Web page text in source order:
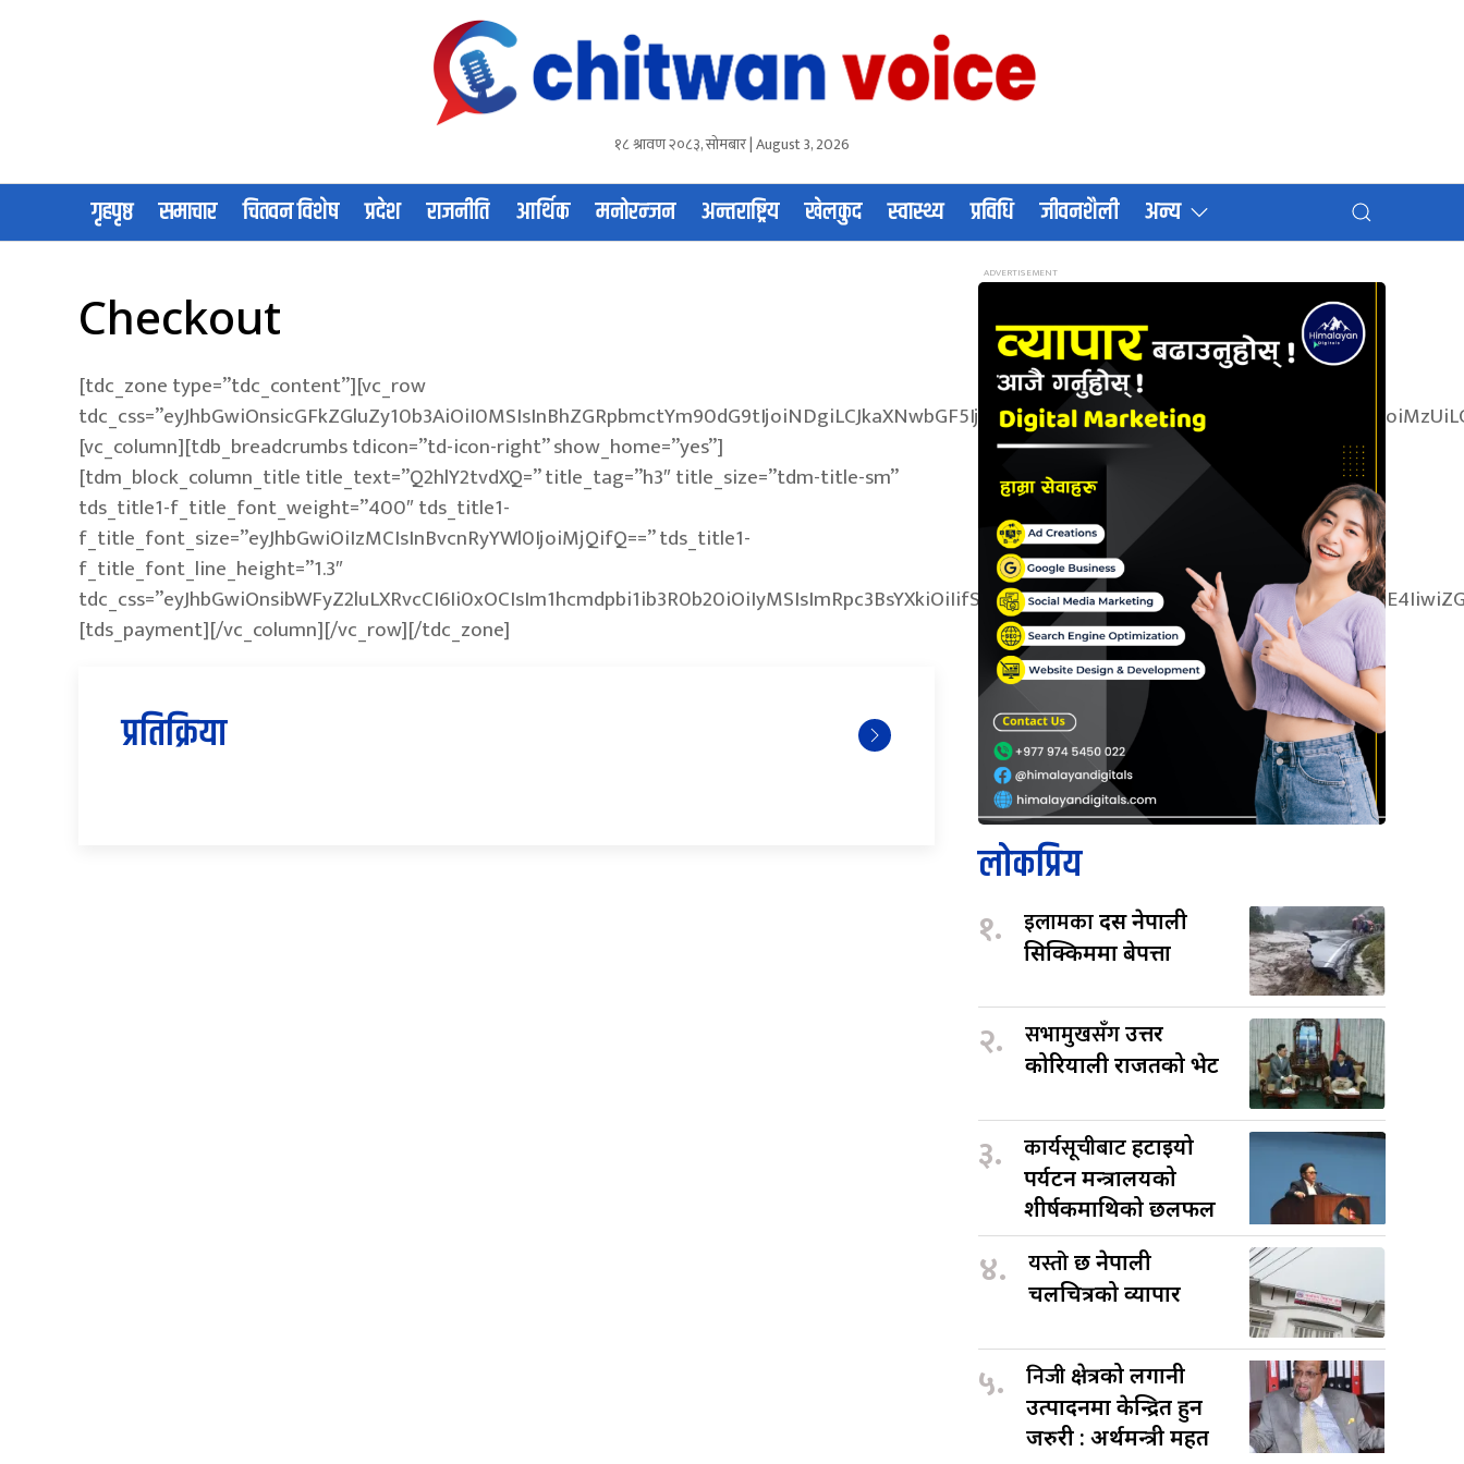
१८ श्रावण २०८३, सोमबार | August 3, 2026
गृहपृष्ठ समाचार चितवन विशेष प्रदेश राजनीति आर्थिक मनोरन्जन अन्तराष्ट्रिय खेलकुद स्वास्थ्य प्रविधि जीवनशैली अन्य
Checkout
[tdc_zone type=”tdc_content”][vc_row
[vc_column][tdb_breadcrumbs tdicon=”td-icon-right” show_home=”yes”]
[tdm_block_column_title title_text=”Q2hlY2tvdXQ=” title_tag=”h3″ title_size=”tdm-title-sm”
tds_title1-f_title_font_weight=”400″ tds_title1-
f_title_font_size=”eyJhbGwiOiIzMCIsInBvcnRyYWl0IjoiMjQifQ==” tds_title1-
f_title_font_line_height=”1.3″
[tds_payment][/vc_column][/vc_row][/tdc_zone]
प्रतिक्रिया
लोकप्रिय
१. इलामकादस नेपाली
सिक्किममा बेपत्ता
२. सभामुखसँगउत्तर
कोरियाली राजदूतको भेट
३. कार्यसूचीबाटहटाइयो
पर्यटन मन्त्रालयको
शीर्षकमाथिको छलफल
४. यस्तोछ नेपाली
चलचित्रको व्यापार
५. निजी क्षेत्रको लगानी
उत्पादनमा केन्द्रित हुन
जरुरी : अर्थमन्त्री महत